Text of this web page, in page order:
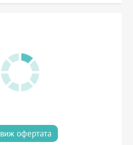
виж офертата